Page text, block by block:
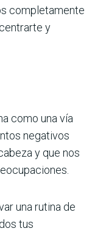
completamente
y
como una vía
negativos
y que nos
una rutina de
tus